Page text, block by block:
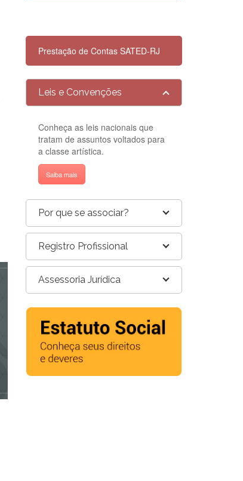
Prestação de Contas SATED-RJ
Leis e Convenções
Conheça as leis nacionais que
tratam de assuntos voltados para
a classe artística.
Saiba mais
Por que se associar?
Registro Profissional
Assessoria Jurídica